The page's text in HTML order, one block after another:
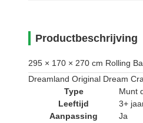
Productbeschrijving
295 × 170 × 270 cm Rolling
Dreamland Original Dream
Type
Munt
Leeftijd
3+
Aanpassing
Ja